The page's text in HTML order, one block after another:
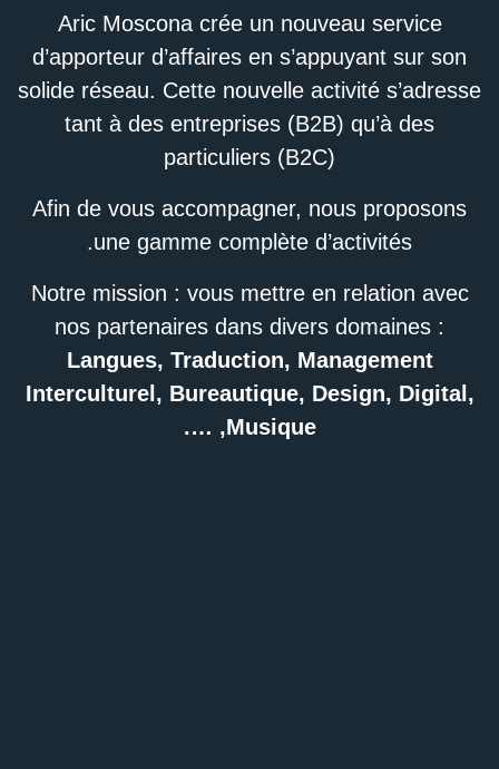
Aric Moscona crée un nouveau service
d’apporteur d’affaires en s’appuyant sur son
solide réseau. Cette nouvelle activité s’adresse
tant à des entreprises (B2B) qu’à des
particuliers (B2C)
Afin de vous accompagner, nous proposons
une gamme complète d’activités.
Notre mission : vous mettre en relation avec
nos partenaires dans divers domaines :
Langues, Traduction, Management
Interculturel, Bureautique, Design, Digital,
Musique, ….